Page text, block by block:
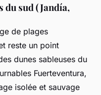
du sud (Jandía,
de plages
reste un point
dunes sableuses du
Fuerteventura,
isolée et sauvage